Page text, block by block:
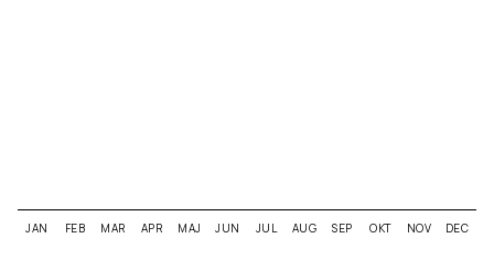
JAN FEB MAR APR MAJ JUN JUL AUG SEP OKT NOV DEC